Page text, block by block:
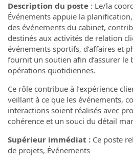
Description du poste : Le/la
Événements appuie la
des événements du cabinet,
destinés aux activités de relation
événements sportifs, d’affaires et
fournit un soutien afin d’assurer le
opérations quotidiennes.
Ce rôle contribue à l’expérience
veillant à ce que les événements,
interactions soient réalisés avec
cohérence et un souci du détail
Supérieur immédiat : Ce poste
de projets, Événements